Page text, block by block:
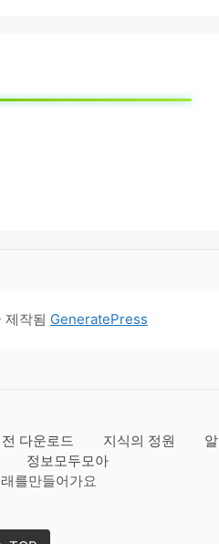
제작됨 GeneratePress
다운로드 지식의 정원
알
정보모두모아
를만들어가요